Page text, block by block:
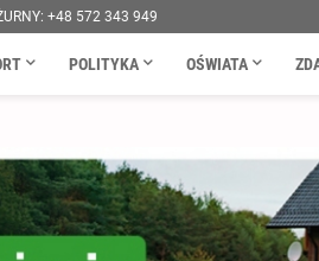
+48 572 343 949
POLITYKA OŚWIATA